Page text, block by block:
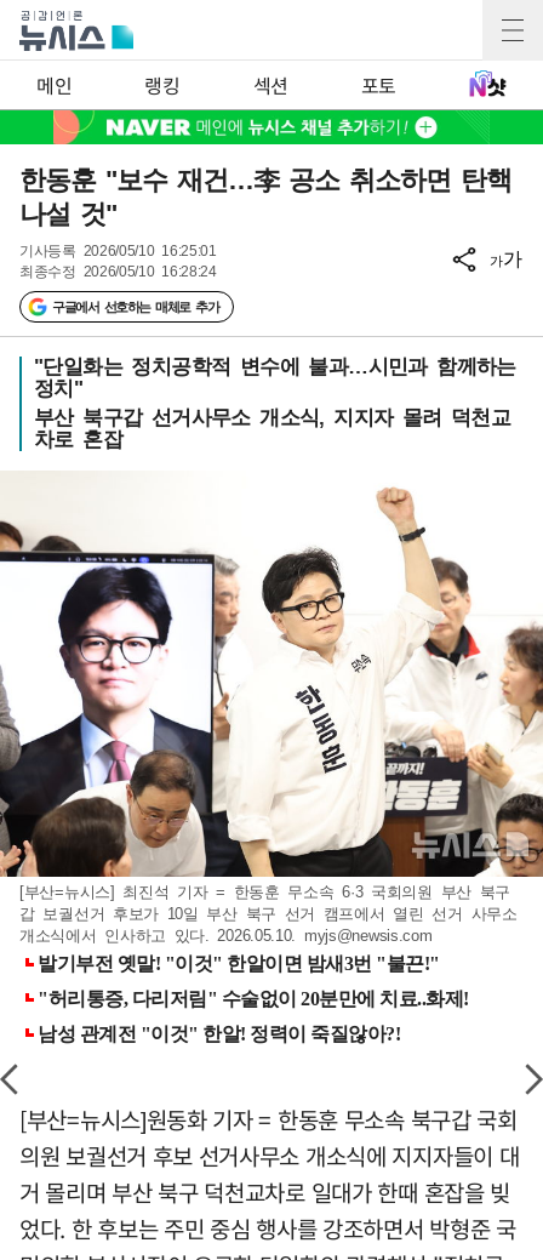
메인 랭킹 섹션 포토
한동훈 "보수 재건…李 공소 취소하면 탄핵
나설 것"
기사등록 2026/05/10 16:25:01
최종수정 2026/05/10 16:28:24
구글에서 선호하는 매체로 추가
가가
"단일화는 정치공학적 변수에 불과…시민과 함께하는
정치"
부산 북구갑 선거사무소 개소식, 지지자 몰려 덕천교
차로 혼잡
[부산=뉴시스] 최진석 기자 = 한동훈 무소속 6·3 국회의원 부산 북구
갑 보궐선거 후보가 10일 부산 북구 선거 캠프에서 열린 선거 사무소
개소식에서 인사하고 있다. 2026.05.10. myjs@newsis.com
[부산=뉴시스]원동화 기자 = 한동훈 무소속 북구갑 국회
의원 보궐선거 후보 선거사무소 개소식에 지지자들이 대
거 몰리며 부산 북구 덕천교차로 일대가 한때 혼잡을 빚
었다. 한 후보는 주민 중심 행사를 강조하면서 박형준 국